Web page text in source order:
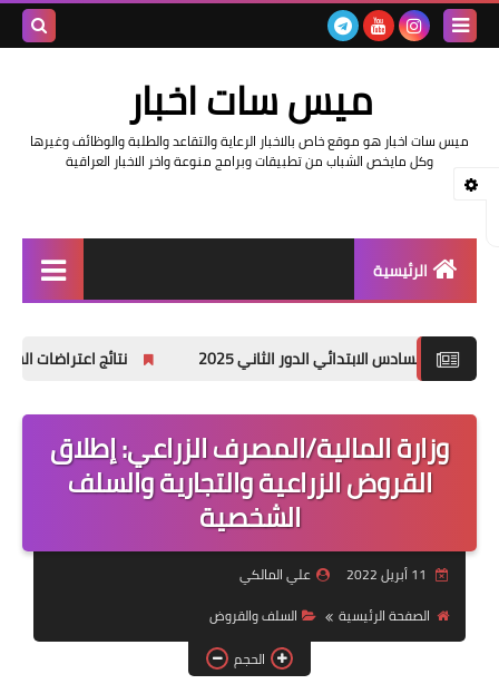
ميس سات اخبار
ميس سات اخبار هو موقع خاص بالاخبار الرعاية والتقاعد والطلبة والوظائف وغيرها
وكل مايخص الشباب من تطبيقات وبرامج منوعة واخر الاخبار العراقية
الرئيسية
اخبار وزارة التربية والتعليم
اخبار وزارة العمل وهيئة
التقاعد
قسم التطبيقات
قطع الاراضي
الربح من الانترنت
الدور الثاني 2025 نتائج اعتراضات السادس الاعدادي 2025 الدور الأول جميع المحافظات
وزارة المالية/المصرف الزراعي: إطلاق
القروض الزراعية والتجارية والسلف
الشخصية
علي المالكي
الصفحة الرئيسية
السلف والقروض
الحجم